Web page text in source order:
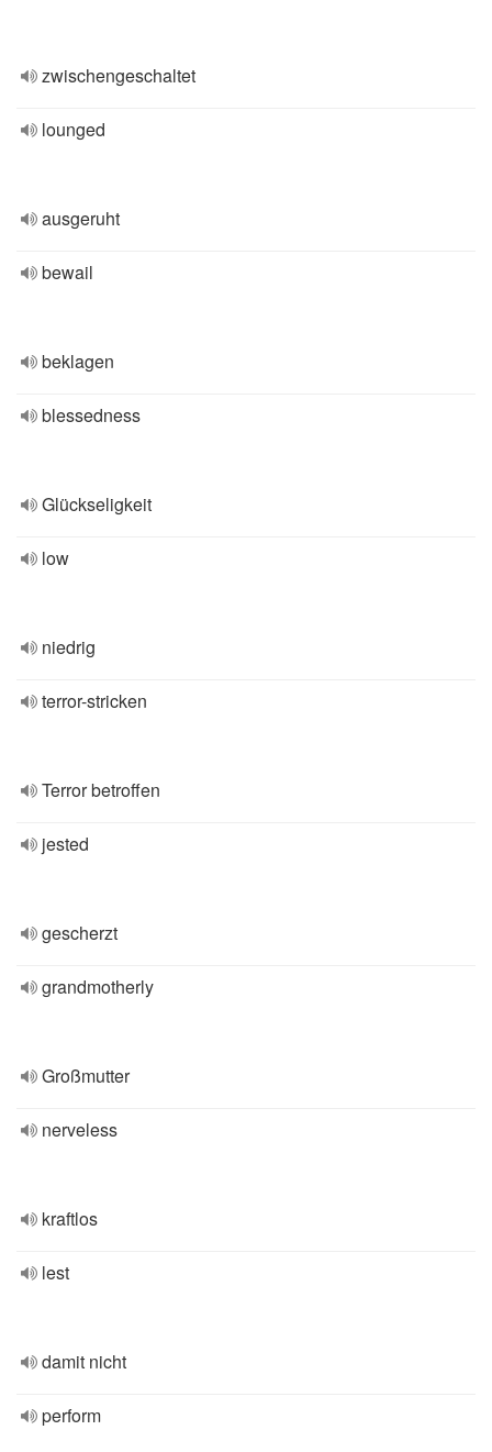
zwischengeschaltet
lounged
ausgeruht
bewail
beklagen
blessedness
Glückseligkeit
low
niedrig
terror-stricken
Terror betroffen
jested
gescherzt
grandmotherly
Großmutter
nerveless
kraftlos
lest
damit nicht
perform